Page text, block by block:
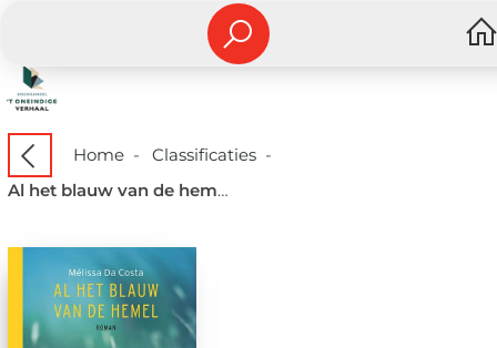
Home- Classificaties-
Al het blauw van de hemel